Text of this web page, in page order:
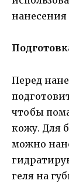
нанесения
Перед
чтобы
кожу. Для
можно
геля на